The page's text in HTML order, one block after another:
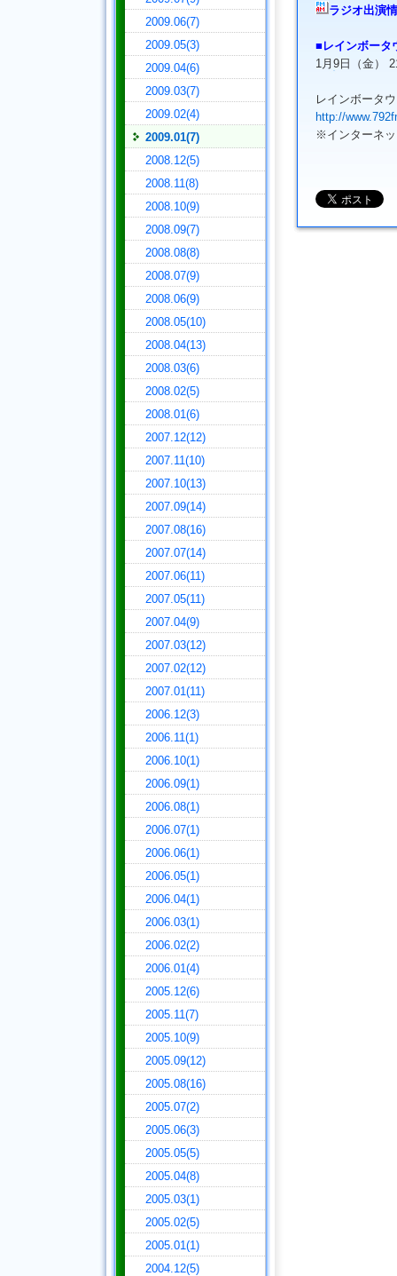
ラジオ出演
■レインボータ
1月9日（金）
レインボータ
http://
※インターネ
2009.06(7)
2009.05(3)
2009.04(6)
2009.03(7)
2009.02(4)
2009.01(7)
2008.12(5)
2008.11(8)
2008.10(9)
2008.09(7)
2008.08(8)
2008.07(9)
2008.06(9)
2008.05(10)
2008.04(13)
2008.03(6)
2008.02(5)
2008.01(6)
2007.12(12)
2007.11(10)
2007.10(13)
2007.09(14)
2007.08(16)
2007.07(14)
2007.06(11)
2007.05(11)
2007.04(9)
2007.03(12)
2007.02(12)
2007.01(11)
2006.12(3)
2006.11(1)
2006.10(1)
2006.09(1)
2006.08(1)
2006.07(1)
2006.06(1)
2006.05(1)
2006.04(1)
2006.03(1)
2006.02(2)
2006.01(4)
2005.12(6)
2005.11(7)
2005.10(9)
2005.09(12)
2005.08(16)
2005.07(2)
2005.06(3)
2005.05(5)
2005.04(8)
2005.03(1)
2005.02(5)
2005.01(1)
2004.12(5)